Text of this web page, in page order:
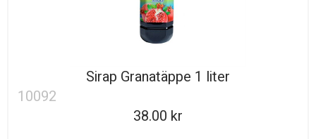
Sirap Granatäppe 1 liter
10092
38.00